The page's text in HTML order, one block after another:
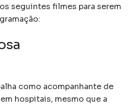
seguintes filmes para serem
como acompanhante de
hospitais, mesmo que a